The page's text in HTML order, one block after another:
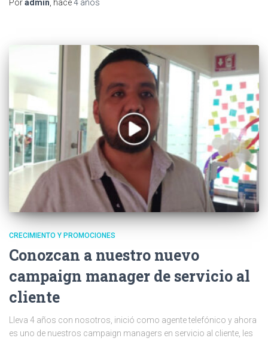
Poradmin, hace4 años
CRECIMIENTO Y PROMOCIONES
Conozcan a nuestro nuevo
campaign manager de servicio al
cliente
Lleva 4 años con nosotros, inició como agente telefónico y ahora
es uno de nuestros campaign managers en servicio al cliente, les